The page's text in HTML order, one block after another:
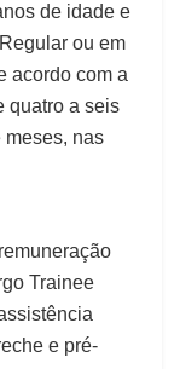
de idade e
ou em
acordo com a
quatro a seis
meses, nas
Trainee
e pré-